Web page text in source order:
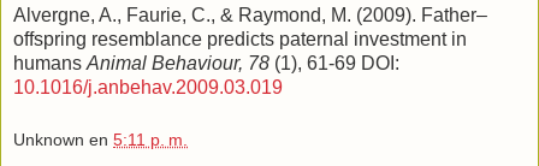
Alvergne, A., Faurie, C., & Raymond, M. (2009). Father–
offspring resemblance predicts paternal investment in
humans Animal Behaviour, 78 (1), 61-69 DOI:
10.1016/j.anbehav.2009.03.019
Unknown en 5:11 p. m.